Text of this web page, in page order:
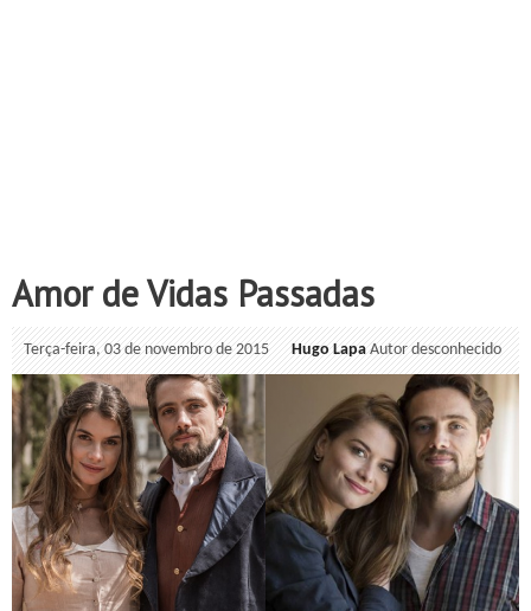
Amor de Vidas Passadas
Terça-feira, 03 de novembro de 2015 Hugo LapaAutor desconhecido